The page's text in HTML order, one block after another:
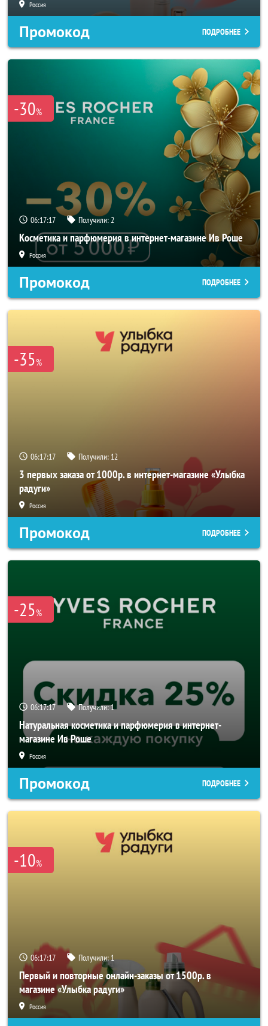
Россия
Промокод ПОДРОБНЕЕ
-30%
06:17:15 Получили:2
Косметика и парфюмерия в интернет-магазине Ив Роше
Россия
Промокод ПОДРОБНЕЕ
-35%
06:17:15 Получили: 12
3 первых заказа от 1000р. в интернет-магазине «Улыбка
радуги»
Россия
Промокод ПОДРОБНЕЕ
-25%
06:17:15 Получили:1
Натуральная косметика и парфюмерия в интернет-
магазине Ив Роше
Россия
Промокод ПОДРОБНЕЕ
-10%
06:17:15 Получили:1
Первый и повторные онлайн-заказы от 1500р. в
магазине «Улыбка радуги»
Россия